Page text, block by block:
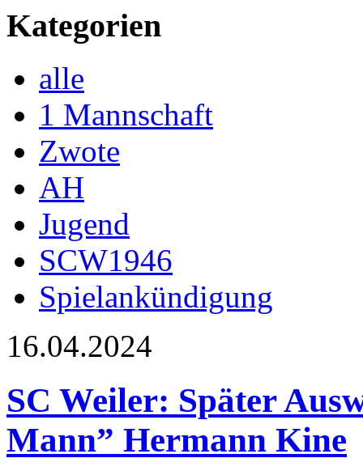
Kategorien
alle
1 Mannschaft
Zwote
AH
Jugend
SCW1946
Spielankündigung
16.04.2024
SC Weiler: Später
Mann” Hermann Kine